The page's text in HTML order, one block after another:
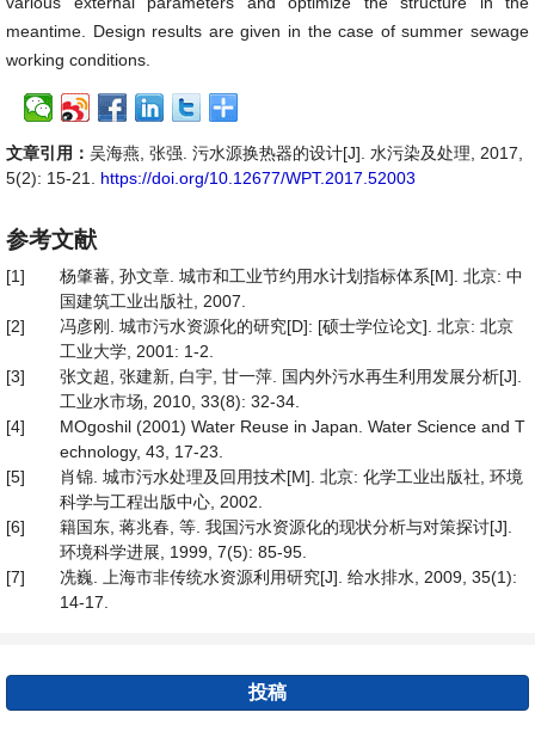
meantime. Design results are given in the case of summer sewage
working conditions.
文章引用： 吴海燕, 张强. 污水源换热器的设计[J]. 水污染及处理, 2017,
5(2): 15-21. https://doi.org/10.12677/WPT.2017.52003
参考文献
[1]
杨肇蕃, 孙文章. 城市和工业节约用水计划指标体系[M]. 北京: 中
国建筑工业出版社, 2007.
[2]
冯彦刚. 城市污水资源化的研究[D]: [硕士学位论文]. 北京: 北京
工业大学, 2001: 1-2.
[3]
张文超, 张建新, 白宇, 甘一萍. 国内外污水再生利用发展分析[J].
工业水市场, 2010, 33(8): 32-34.
[4]
MOgoshil (2001) Water Reuse in Japan. Water Science and T
echnology, 43, 17-23.
[5]
肖锦. 城市污水处理及回用技术[M]. 北京: 化学工业出版社, 环境
科学与工程出版中心, 2002.
[6]
籍国东, 蒋兆春, 等. 我国污水资源化的现状分析与对策探讨[J].
环境科学进展, 1999, 7(5): 85-95.
[7]
冼巍. 上海市非传统水资源利用研究[J]. 给水排水, 2009, 35(1):
14-17.
投稿